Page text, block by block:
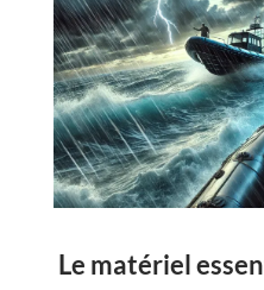
Le matériel